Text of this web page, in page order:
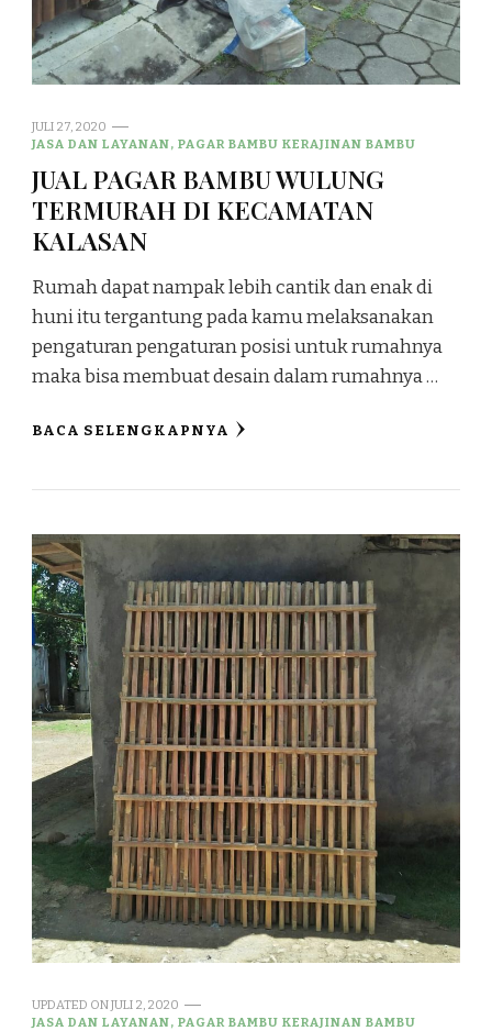
JULI 27, 2020
JASA DAN LAYANAN, PAGAR BAMBU KERAJINAN BAMBU
JUAL PAGAR BAMBU WULUNG
TERMURAH DI KECAMATAN
KALASAN
Rumah dapat nampak lebih cantik dan enak di
huni itu tergantung pada kamu melaksanakan
pengaturan pengaturan posisi untuk rumahnya
maka bisa membuat desain dalam rumahnya …
BACA SELENGKAPNYA
UPDATED ONJULI 2, 2020
JASA DAN LAYANAN, PAGAR BAMBU KERAJINAN BAMBU